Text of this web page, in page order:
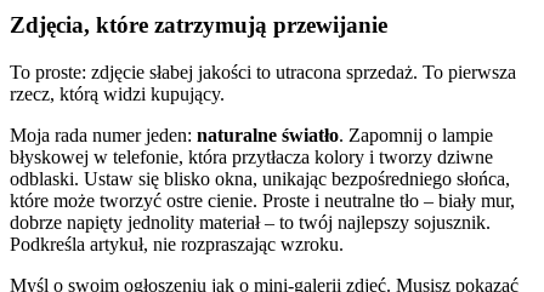
Zdjęcia, które zatrzymują przewijanie
To proste: zdjęcie słabej jakości to utracona sprzedaż. To pierwsza
rzecz, którą widzi kupujący.
Moja rada numer jeden: naturalne światło. Zapomnij o lampie
błyskowej w telefonie, która przytłacza kolory i tworzy dziwne
odblaski. Ustaw się blisko okna, unikając bezpośredniego słońca,
które może tworzyć ostre cienie. Proste i neutralne tło – biały mur,
dobrze napięty jednolity materiał – to twój najlepszy sojusznik.
Podkreśla artykuł, nie rozpraszając wzroku.
Myśl o swoim ogłoszeniu jak o mini-galerii zdjęć. Musisz pokazać